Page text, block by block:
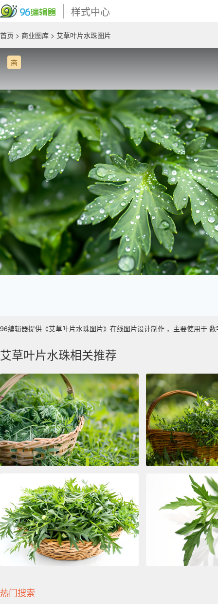
样式中心
首页 > 商业图库 > 艾草叶片水珠图片
商
96编辑器提供《艾草叶片水珠图片》在线图片设计制作 ，主要使用于
艾草叶片水珠相关推荐
热门搜索